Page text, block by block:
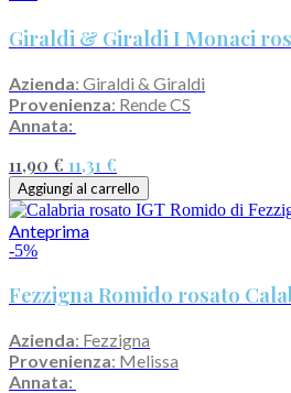
Giraldi & Giraldi I Monaci
Azienda: Giraldi & Giraldi
Provenienza: Rende CS
Annata:
11,90 € 11,31 €
Aggiungi al carrello
Anteprima
-5%
Fezzigna Romido rosato
Azienda: Fezzigna
Provenienza: Melissa
Annata: